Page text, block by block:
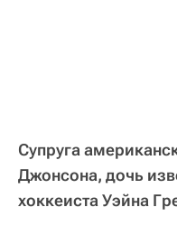
Супруга
Джонсона, дочь
хоккеиста Уэйна